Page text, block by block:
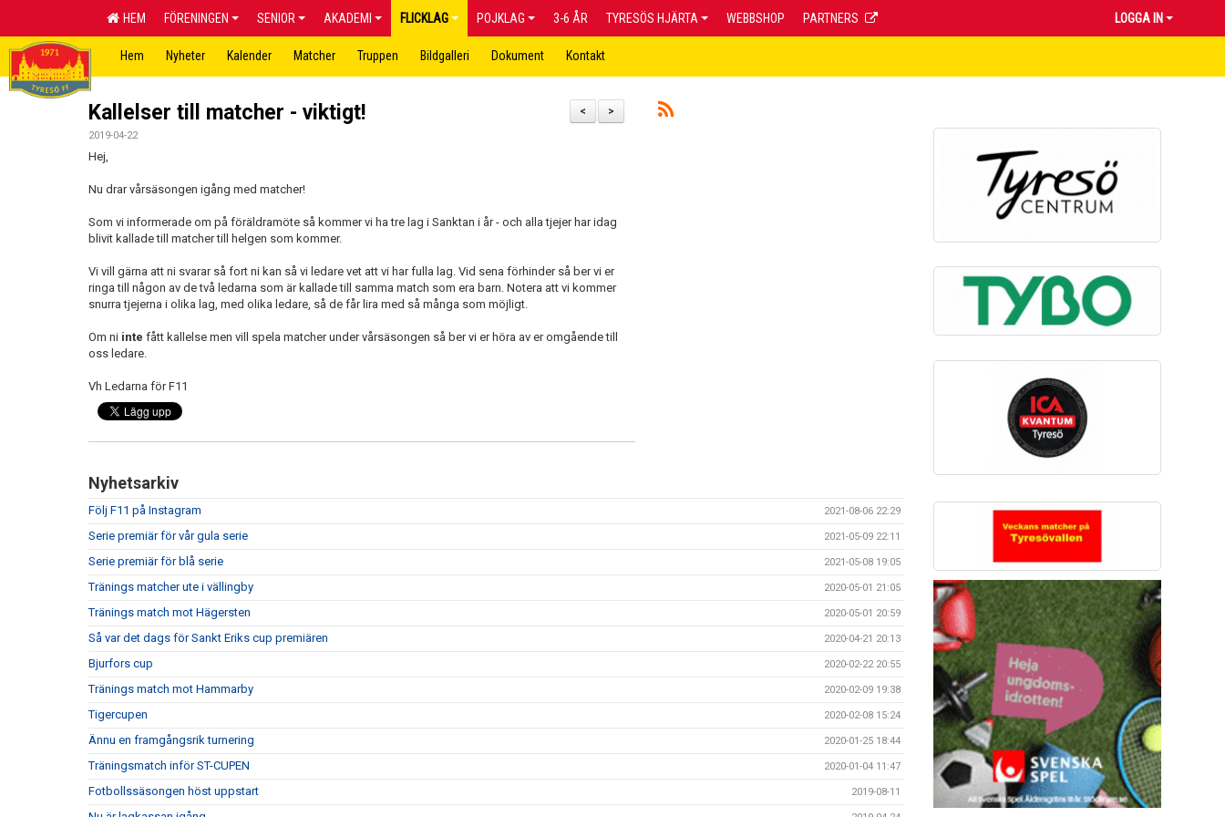
HEM FÖRENINGEN SENIOR AKADEMI FLICKLAG POJKLAG 3-6 ÅR TYRESÖS HJÄRTA WEBBSHOP PARTNERS LOGGA IN
Hem Nyheter Kalender Matcher Truppen Bildgalleri Dokument Kontakt
>
<
Kallelser till matcher - viktigt!
2019-04-22
Hej,
Nu drar vårsäsongen igång med matcher!
Som vi informerade om på föräldramöte så kommer vi ha tre lag i Sanktan i år - och alla tjejer har idag
blivit kallade till matcher till helgen som kommer.
Vi vill gärna att ni svarar så fort ni kan så vi ledare vet att vi har fulla lag. Vid sena förhinder så ber vi er
ringa till någon av de två ledarna som är kallade till samma match som era barn. Notera att vi kommer
snurra tjejerna i olika lag, med olika ledare, så de får lira med så många som möjligt.
Om ni inte fått kallelse men vill spela matcher under vårsäsongen så ber vi er höra av er omgående till
oss ledare.
Vh Ledarna för F11
Nyhetsarkiv
Följ F11 på Instagram 2021-08-06 22:29
Serie premiär för vår gula serie 2021-05-09 22:11
Serie premiär för blå serie 2021-05-08 19:05
Tränings matcher ute i vällingby 2020-05-01 21:05
Tränings match mot Hägersten 2020-05-01 20:59
Så var det dags för Sankt Eriks cup premiären 2020-04-21 20:13
Bjurfors cup 2020-02-22 20:55
Tränings match mot Hammarby 2020-02-09 19:38
Tigercupen 2020-02-08 15:24
Ännu en framgångsrik turnering 2020-01-25 18:44
Träningsmatch inför ST-CUPEN 2020-01-04 11:47
Fotbollssäsongen höst uppstart 2019-08-11